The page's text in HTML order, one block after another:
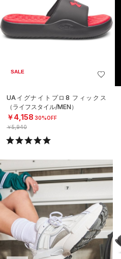
SALE
UAイグナイトプロ8 フィックス
（ライフスタイル/MEN）
￥4,158 30%OFF
￥5,940